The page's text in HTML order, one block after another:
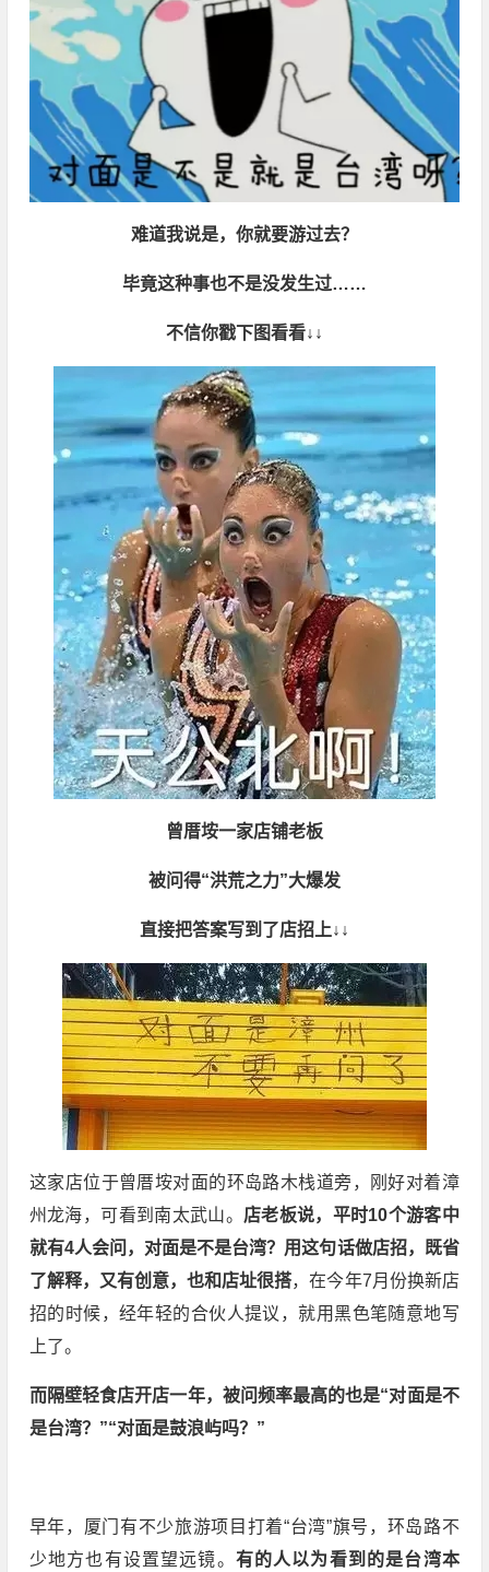
难道我说是，你就要游过去？
毕竟这种事也不是没发生过……
不信你戳下图看看↓↓
曾厝垵一家店铺老板
被问得“洪荒之力”大爆发
直接把答案写到了店招上↓↓
这家店位于曾厝垵对面的环岛路木栈道旁，刚好对着漳
州龙海，可看到南太武山。 店老板说，平时10个游客中
就有4人会问，对面是不是台湾？ 用这句话做店招，既省
了解释，又有创意，也和店址很搭，在今年7月份换新店
招的时候，经年轻的合伙人提议，就用黑色笔随意地写
上了。
而隔壁轻食店开店一年，被问频率最高的也是“对面是不
是台湾？”“对面是鼓浪屿吗？”
早年，厦门有不少旅游项目打着“台湾”旗号，环岛路不
少地方也有设置望远镜。 有的人以为看到的是台湾本